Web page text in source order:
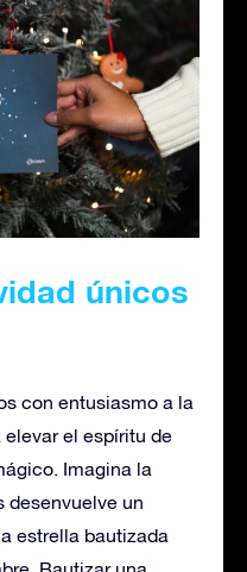
únicos
con entusiasmo a la
el espíritu de
Imagina la
desenvuelve un
estrella bautizada